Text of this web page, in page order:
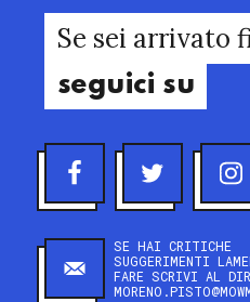
Se sei arrivato
seguici su
SE HAI CRITICHE
SUGGERIMENTI
FARE SCRIVI AL